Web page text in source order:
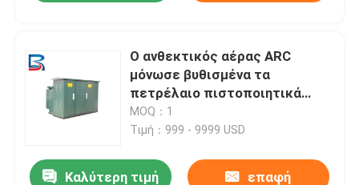
Προϊόντα
Ο ανθεκτικός αέρας ARC
μόνωσε βυθισμένα τα
πετρέλαιο πιστοποιητικά
Συμβούλιο Πολιτιστικής
Συνεργασίας CE CQC
MOQ：1
Τιμή：999 - 9999 USD
Καλύτερη τιμή επαφή